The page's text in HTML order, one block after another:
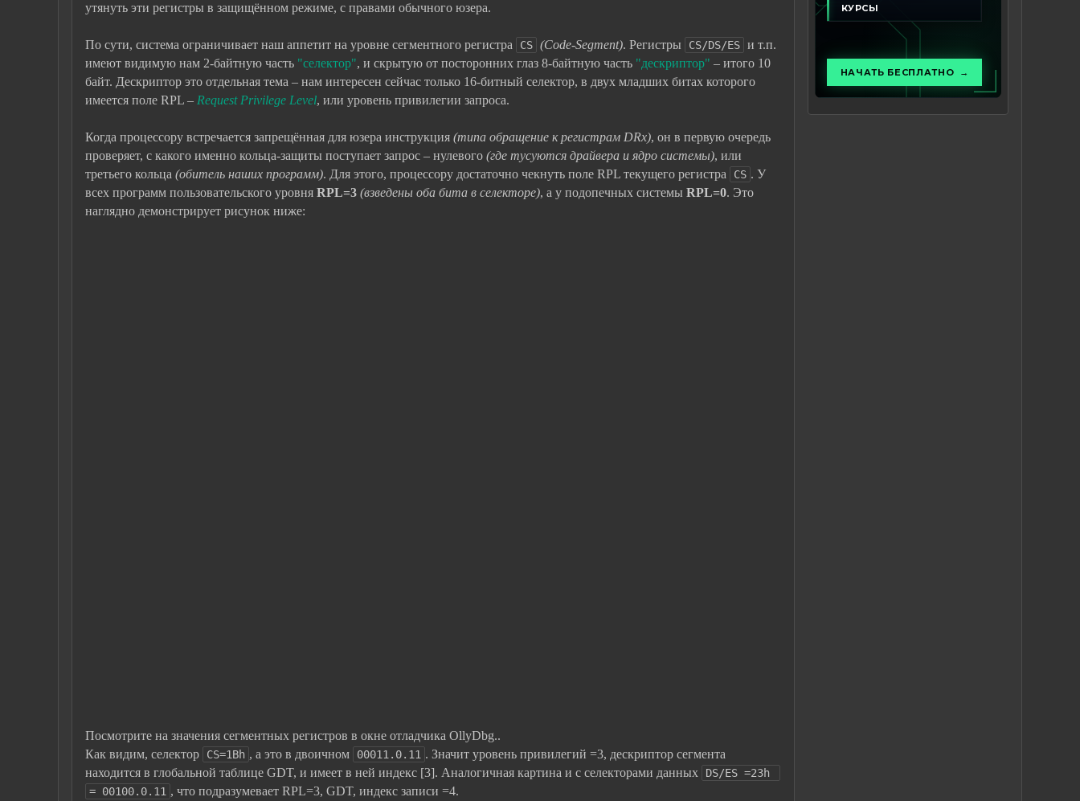
утянуть эти регистры в защищённом режиме, с правами обычного юзера.
По сути, система ограничивает наш аппетит на уровне сегментного регистра CS (Code-Segment). Регистры CS/DS/ES и т.п.
имеют видимую нам 2-байтную часть "селектор", и скрытую от посторонних глаз 8-байтную часть "дескриптор" – итого 10
байт. Дескриптор это отдельная тема – нам интересен сейчас только 16-битный селектор, в двух младших битах которого
имеется поле RPL – RequestPrivilege Level, или уровень привилегии запроса.
Когда процессору встречается запрещённая для юзера инструкция (типа обращение к регистрам DRx), он в первую очередь
проверяет, с какого именно кольца-защиты поступает запрос – нулевого (где тусуются драйвера и ядро системы), или
третьего кольца (обитель наших программ). Для этого, процессору достаточно чекнуть поле RPL текущего регистра CS . У
всех программ пользовательского уровня RPL=3 (взведены оба бита в селекторе), а у подопечных системы RPL=0. Это
наглядно демонстрирует рисунок ниже:
Посмотрите на значения сегментных регистров в окне отладчика OllyDbg..
Как видим, селектор
CS=1Bh , а это в двоичном 00011.0.11 . Значит уровень привилегий =3, дескриптор сегмента
находится в глобальной таблице GDT, и имеет в ней индекс [3]. Аналогичная картина и с селекторами данных
DS/ES =23h
= 00100.0.11 , что подразумевает RPL=3, GDT, индекс записи =4.